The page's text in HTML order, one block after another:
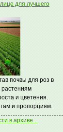
для лучшего
почвы для роз в
растениям
и цветения.
и пропорциям.
в архиве...